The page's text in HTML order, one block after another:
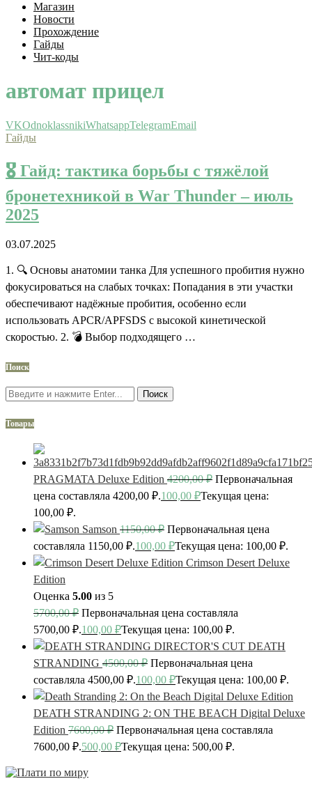
Магазин
Новости
Прохождение
Гайды
Чит-коды
автомат прицел
VKOdnoklassnikiWhatsappTelegramEmail
Гайды
🎖 Гайд: тактика борьбы с тяжёлой
бронетехникой в War Thunder – июль
2025
03.07.2025
1. 🔍 Основы анатомии танка Для успешного пробития нужно
фокусироваться на слабых точках: Попадания в эти участки
обеспечивают надёжные пробития, особенно если
использовать APCR/APFSDS с высокой кинетической
скоростью. 2. 💣 Выбор подходящего …
Поиск
Поиск
Товары
PRAGMATA Deluxe Edition 4200,00₽ Первоначальная
цена составляла 4200,00 ₽.100,00 ₽Текущая цена:
100,00 ₽.
Samson 1150,00₽ Первоначальная цена
составляла 1150,00 ₽.100,00 ₽Текущая цена: 100,00 ₽.
Crimson Desert Deluxe
Edition
Оценка 5.00 из 5
5700,00₽ Первоначальная цена составляла
5700,00 ₽.100,00 ₽Текущая цена: 100,00 ₽.
DEATH
STRANDING 4500,00₽ Первоначальная цена
составляла 4500,00 ₽.100,00 ₽Текущая цена: 100,00 ₽.
DEATH STRANDING 2: ON THE BEACH Digital Deluxe
Edition 7600,00₽ Первоначальная цена составляла
7600,00 ₽.500,00 ₽Текущая цена: 500,00 ₽.